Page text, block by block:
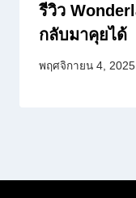
รีวิว
กลับมาคุยได้
พฤศจิกายน 4, 2025